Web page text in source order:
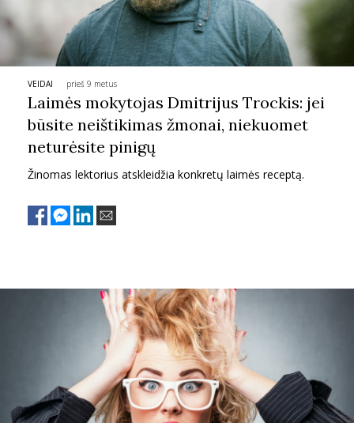
SPORTAS
FOTOGRAFIJA
MENAS
ORAI
ĮDOMYBĖS
NAMAI
VEIDAI prieš 9 metus
Laimės mokytojas Dmitrijus Trockis: jei
būsite neištikimas žmonai, niekuomet
neturėsite pinigų
Žinomas lektorius atskleidžia konkretų laimės receptą.